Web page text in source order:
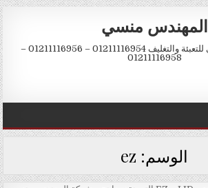
المهندس منسي
شركة المهندس منسي للتعبئة والتغليف 01211116954 – 01211116956 –
01211116958
الوسم: ez